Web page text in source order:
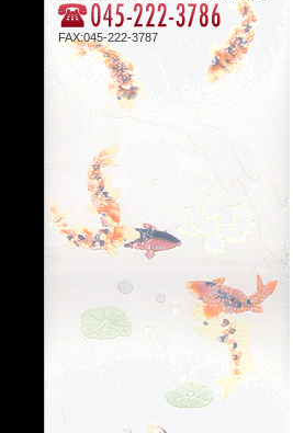
FAX:045-222-3787